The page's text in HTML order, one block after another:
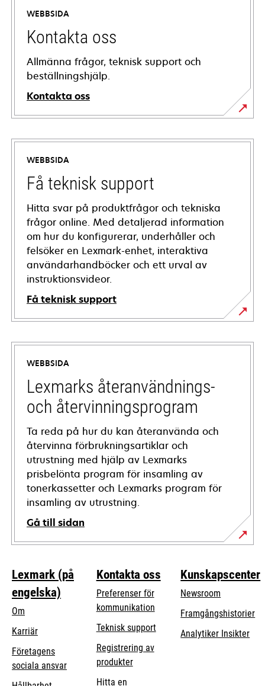
WEBBSIDA
Kontakta oss
Allmänna frågor, teknisk support och
beställningshjälp.
Kontakta oss
WEBBSIDA
Få teknisk support
Hitta svar på produktfrågor och tekniska
frågor online. Med detaljerad information
om hur du konfigurerar, underhåller och
felsöker en Lexmark-enhet, interaktiva
användarhandböcker och ett urval av
instruktionsvideor.
Få teknisk support
opens
in
new
tab
WEBBSIDA
Lexmarks återanvändnings-
och återvinningsprogram
Ta reda på hur du kan återanvända och
återvinna förbrukningsartiklar och
utrustning med hjälp av Lexmarks
prisbelönta program för insamling av
tonerkassetter och Lexmarks program för
insamling av utrustning.
Gå till sidan
Lexmark (på
engelska)
Om
Karriär
Företagens
sociala ansvaropens
Kontakta oss
Preferenser för
kommunikation
Teknisk supportopens
Registrering av
produkter
Hitta en
Kunskapscenter
Newsroom
Framgångshistorier
Analytiker Insikter